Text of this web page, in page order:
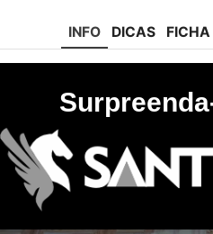
INFO DICAS FICHA